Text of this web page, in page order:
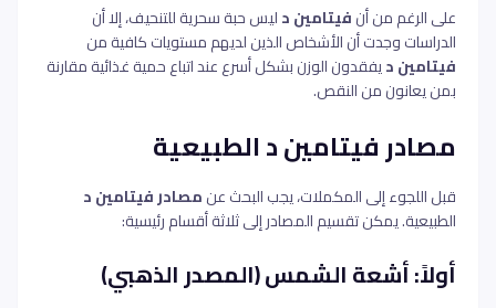
على الرغم من أنفيتامين دليس حبة سحرية للتنحيف، إلا أن
الدراسات وجدت أن الأشخاص الذين لديهم مستويات كافية من
فيتامين ديفقدون الوزن بشكل أسرع عند اتباع حمية غذائية مقارنة
بمن يعانون من النقص.
مصادر فيتامين د الطبيعية
قبل اللجوء إلى المكملات، يجب البحث عنمصادر فيتامين د
الطبيعية. يمكن تقسيم المصادر إلى ثلاثة أقسام رئيسية:
أولاً: أشعة الشمس (المصدر الذهبي)